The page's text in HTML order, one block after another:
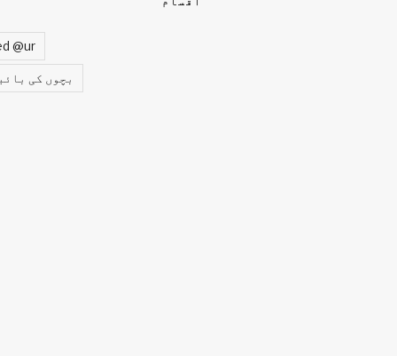
@ur
بچوں کی